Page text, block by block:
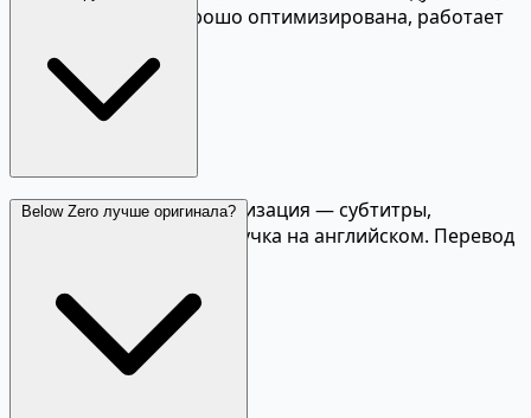
ГБ RAM, GTX 970. Хорошо оптимизирована, работает
Да, полная русская локализация — субтитры,
интерфейс и тексты. Озвучка на английском. Перевод
Below Zero лучше оригинала?